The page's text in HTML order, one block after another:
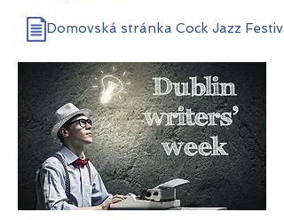
Domovská stránka Cock Jazz